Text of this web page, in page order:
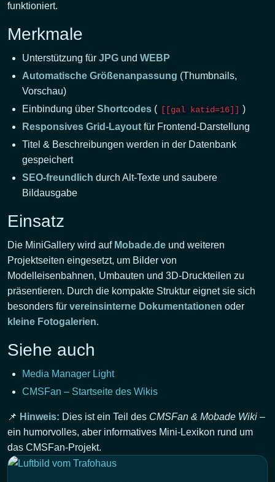
funktioniert.
Merkmale
Unterstützung für JPG und WEBP
Automatische Größenanpassung (Thumbnails,
Vorschau)
Einbindung über Shortcodes ( [[gal katid=16]] )
Responsives Grid-Layout für Frontend-Darstellung
Titel & Beschreibungen werden in der Datenbank
gespeichert
SEO-freundlich durch Alt-Texte und saubere
Bildausgabe
Einsatz
Die MiniGallery wird auf Mobade.de und weiteren
Projektseiten eingesetzt, um Bilder von
Modelleisenbahnen, Umbauten und 3D-Druckteilen zu
präsentieren. Durch die kompakte Struktur eignet sie sich
besonders für vereinsinterne Dokumentationen oder
kleine Fotogalerien.
Siehe auch
Media Manager Light
CMSFan – Startseite des Wikis
📌 Hinweis: Dies ist ein Teil des CMSFan & Mobade Wiki –
ein humorvolles, aber informatives Mini-Lexikon rund um
das CMSFan-Projekt.